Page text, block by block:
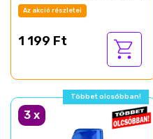
77 intenzív rezes vörös
Az akció részletei
1 199 Ft
Többet olcsóbban!
3 x